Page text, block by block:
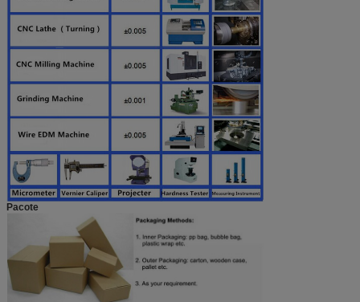
Pacote